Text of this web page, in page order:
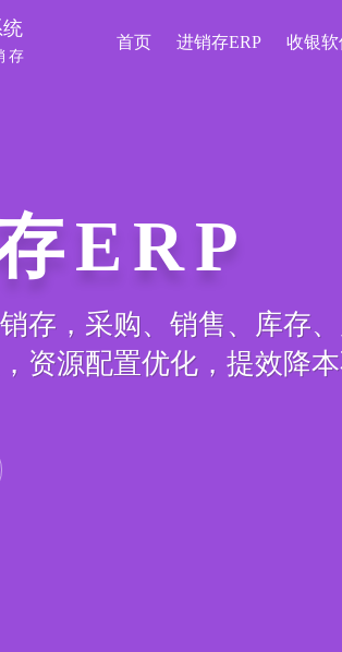
存
首页 进销存ERP 收银软
ERP
存，采购、销售、库存
资源配置优化，提效降